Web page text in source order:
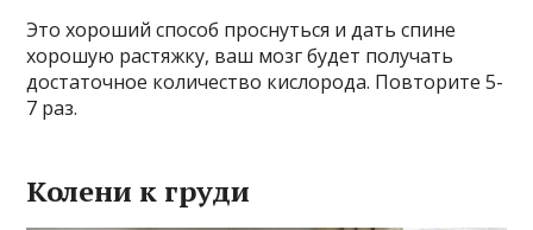
Это хороший способ проснуться и дать спине
хорошую растяжку, ваш мозг будет получать
достаточное количество кислорода. Повторите 5-
7 раз.
Колени к груди